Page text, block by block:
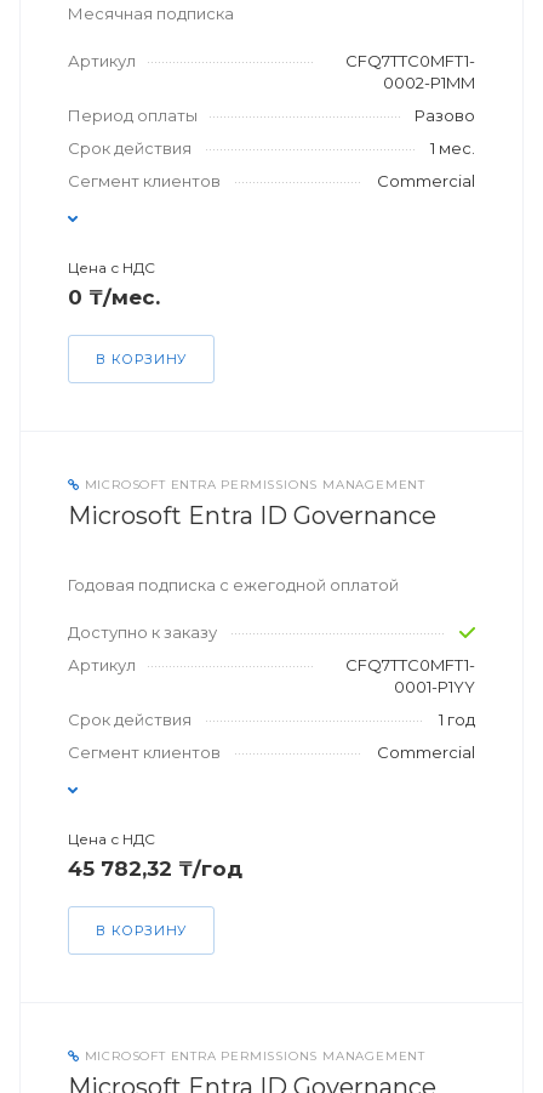
Месячная подписка
Артикул
CFQ7TTC0MFT1-
0002-P1MM
Период оплаты
Разово
Срок действия
1 мес.
Сегмент клиентов
Commercial
Цена с НДС
0 ₸/мес.
В КОРЗИНУ
MICROSOFT ENTRA PERMISSIONS MANAGEMENT
Microsoft Entra ID Governance
Годовая подписка с ежегодной оплатой
Доступно к заказу
Артикул
CFQ7TTC0MFT1-
0001-P1YY
Срок действия
1 год
Сегмент клиентов
Commercial
Цена с НДС
45 782,32 ₸/год
В КОРЗИНУ
MICROSOFT ENTRA PERMISSIONS MANAGEMENT
Microsoft Entra ID Governance